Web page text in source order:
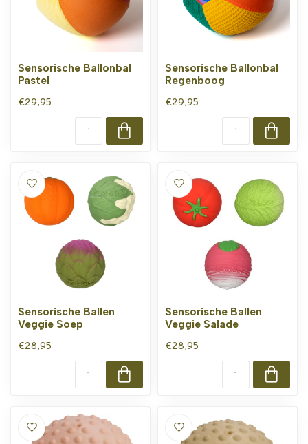
Sensorische Ballonbal
Pastel
€29,95
Sensorische Ballonbal
Regenboog
€29,95
Sensorische Ballen
Veggie Soep
€28,95
Sensorische Ballen
Veggie Salade
€28,95